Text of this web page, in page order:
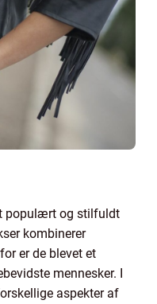
populært og stilfuldt
kombinerer
er de blevet et
mennesker. I
aspekter af